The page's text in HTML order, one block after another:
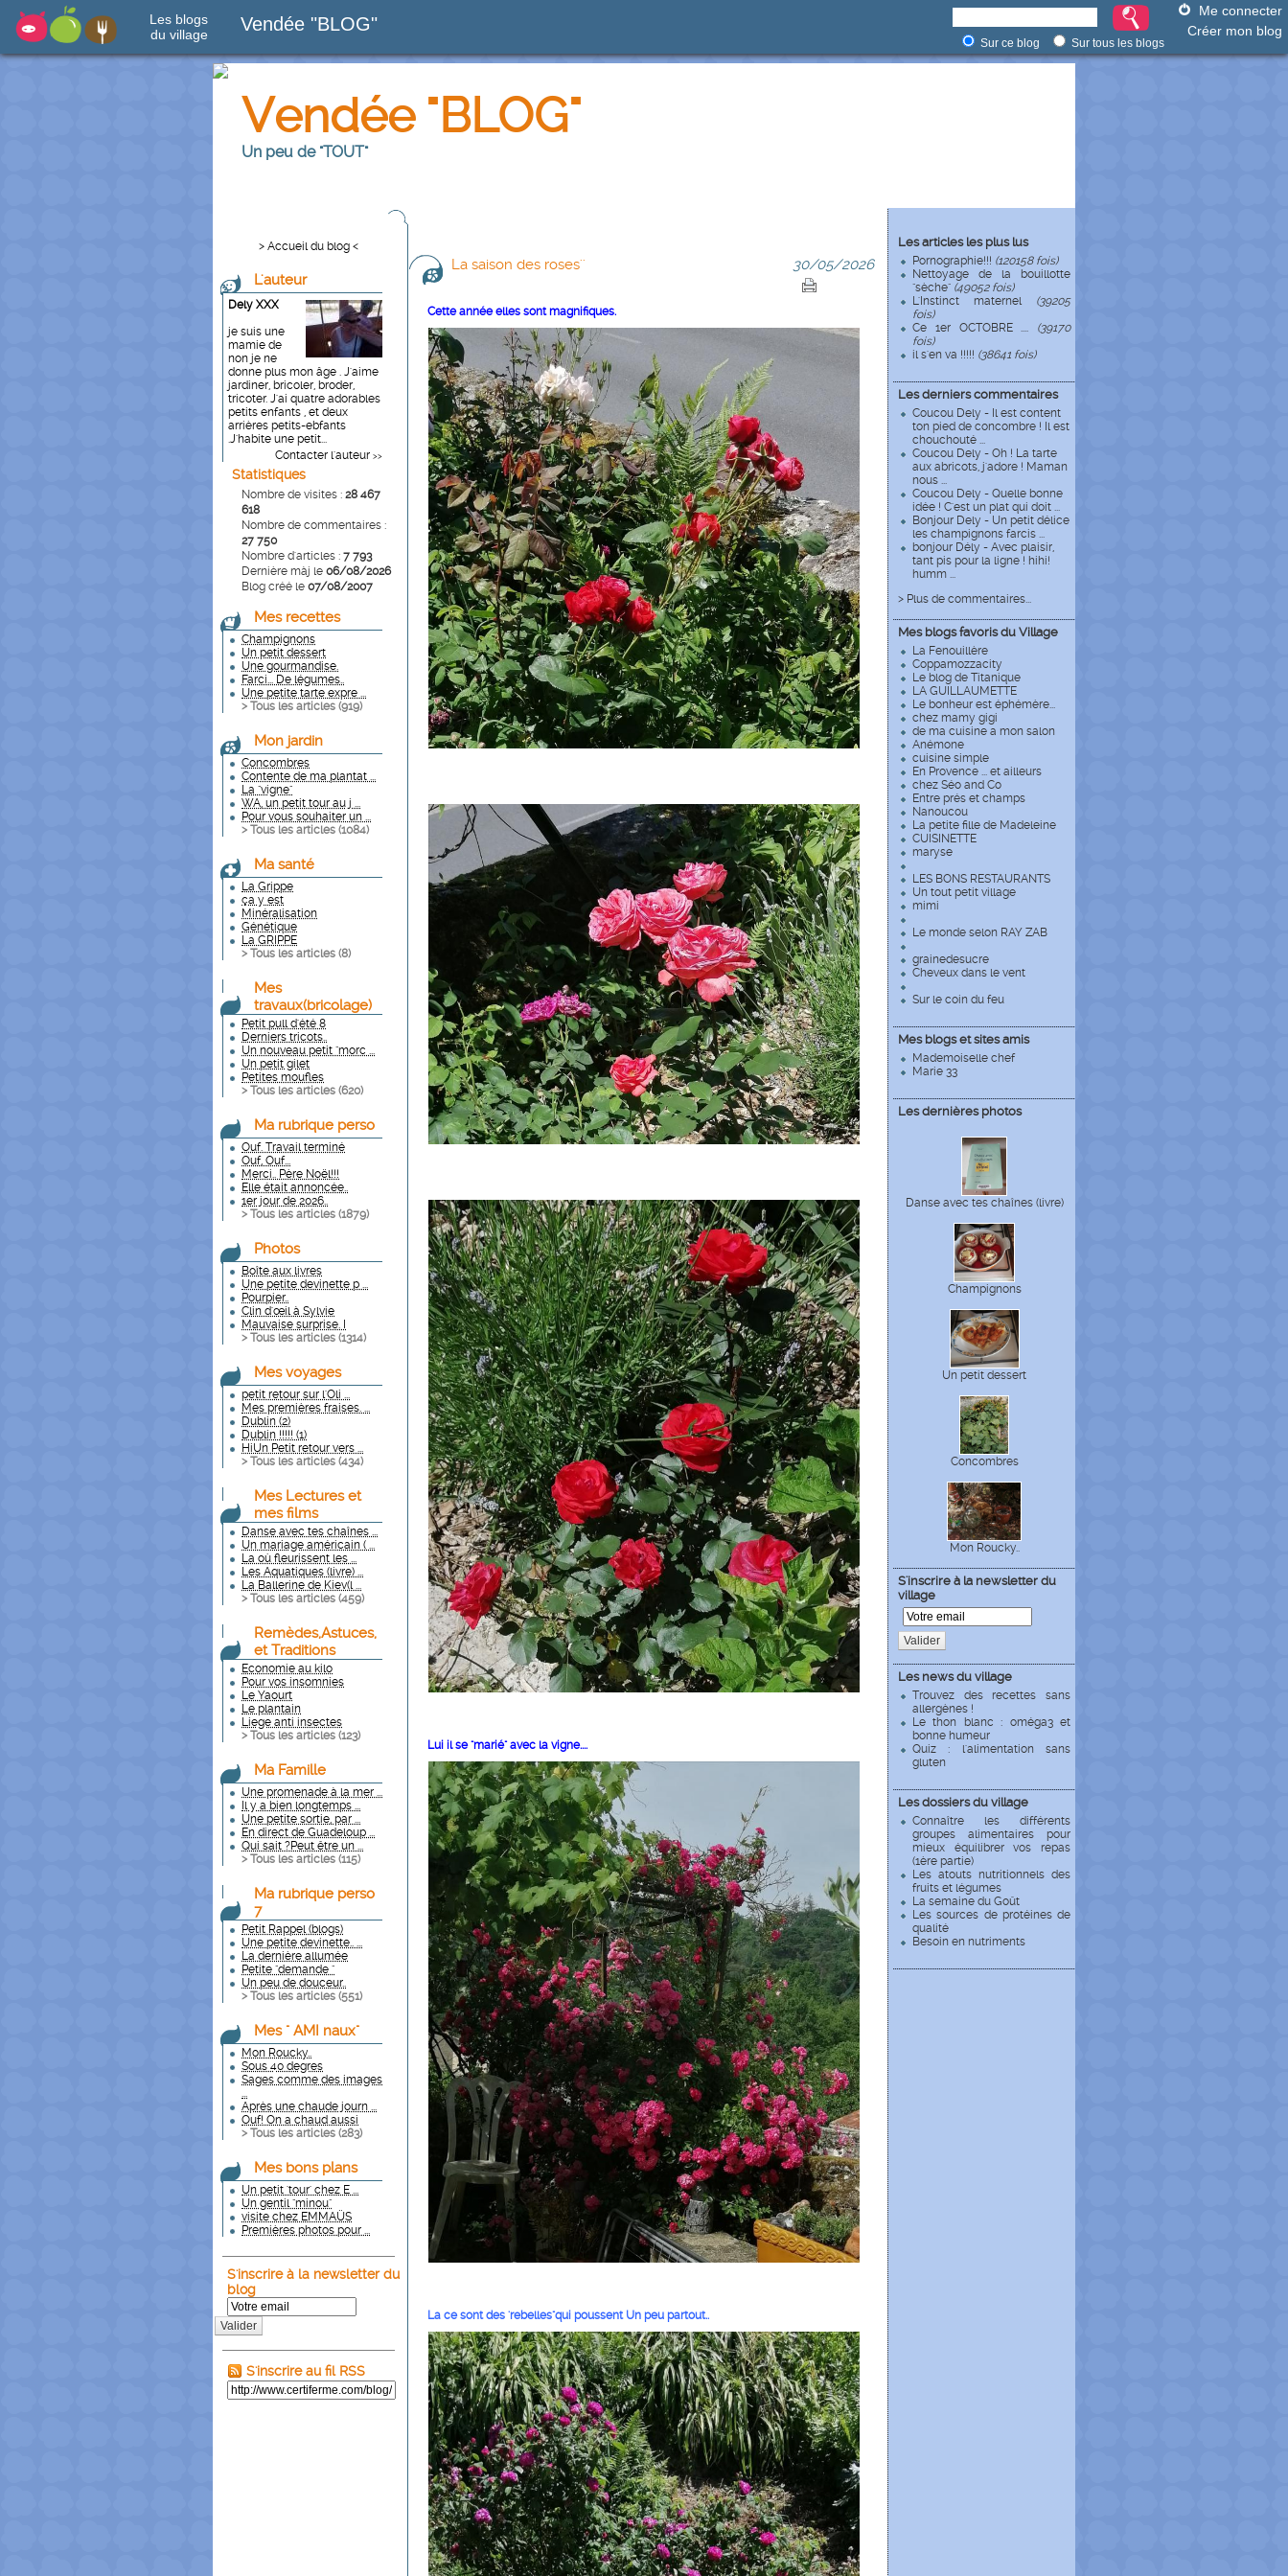
Les blogs
du village
Vendée "BLOG"
Me connecter
Créer mon blog
Sur ce blog Sur tous les blogs
Vendée "BLOG"
Un peu de "TOUT"
Les articles les plus lus
Pornographie!!! (120158 fois)
Nettoyage de la bouillotte
"sèche" (49052 fois)
L'Instinct maternel (39205
fois)
Ce 1er OCTOBRE .... (39170
fois)
il s'en va !!!!! (38641 fois)
Les derniers commentaires
Coucou Dely - Il est content
ton pied de concombre ! Il est
chouchouté ...
Coucou Dely - Oh ! La tarte
aux abricots, j'adore ! Maman
nous ...
Coucou Dely - Quelle bonne
idée ! C'est un plat qui doit ...
Bonjour Dely - Un petit délice
les champignons farcis ...
bonjour Dély - Avec plaisir,
tant pis pour la ligne ! hihi!
humm ...
> Plus de commentaires...
Mes blogs favoris du Village
La Fenouillère
Coppamozzacity
Le blog de Titanique
LA GUILLAUMETTE
Le bonheur est éphémère...
chez mamy gigi
de ma cuisine a mon salon
Anémone
cuisine simple
En Provence ... et ailleurs
chez Séo and Co
Entre prés et champs
Nanoucou
La petite fille de Madeleine
CUISINETTE
maryse
LES BONS RESTAURANTS
Un tout petit village
mimi
Le monde selon RAY ZAB
grainedesucre
Cheveux dans le vent
Sur le coin du feu
Mes blogs et sites amis
Mademoiselle chef
Marie 33
Les dernières photos
Danse avec tes chaînes (livre)
Champignons
Un petit dessert
Concombres
Mon Roucky..
S'inscrire à la newsletter du
village
Valider
Les news du village
Trouvez des recettes sans
allergènes !
Le thon blanc : oméga3 et
bonne humeur
Quiz : l'alimentation sans
gluten
Les dossiers du village
Connaître les différents
groupes alimentaires pour
mieux équilibrer vos repas
(1ère partie)
Les atouts nutritionnels des
fruits et légumes
La semaine du Goût
Les sources de protéines de
qualité
Besoin en nutriments
> Accueil du blog <
L'auteur
Dely XXX
je suis une
mamie de
non je ne
donne plus mon âge . J'aime
jardiner, bricoler, broder,
tricoter. J'ai quatre adorables
petits enfants , et deux
arrières petits-ebfants
.J'habite une petit...
Contacter l'auteur >>
Statistiques
Nombre de visites : 28 467
618
Nombre de commentaires :
27 750
Nombre d'articles : 7 793
Dernière màj le 06/08/2026
Blog créé le 07/08/2007
Mes recettes
Champignons
Un petit dessert
Une gourmandise.
Farci... De légumes..
Une petite tarte expre ...
> Tous les articles (919)
Mon jardin
Concombres
Contente de ma plantat ...
La "vigne"
WA, un petit tour au j ...
Pour vous souhaiter un ...
> Tous les articles (1084)
Ma santé
La Grippe
ça y est
Minéralisation
Génétique
La GRIPPE
> Tous les articles (8)
Mes
travaux(bricolage)
Petit pull d'été 8
Derniers tricots..
Un nouveau petit "morc ...
Un petit gilet
Petites moufles
> Tous les articles (620)
Ma rubrique perso
Ouf. Travail terminé
Ouf, Ouf...
Merci.. Père Noël!!!
Elle était annoncée..
1er jour de 2026..
> Tous les articles (1879)
Photos
Boîte aux livres
Une petite devinette p ...
Pourpier..
Clin d'œil à Sylvie
Mauvaise surprise. I
> Tous les articles (1314)
Mes voyages
petit retour sur l'Oli ...
Mes premières fraises. ...
Dublin (2)
Dublin !!!!! (1)
HiUn Petit retour vers ...
> Tous les articles (434)
Mes Lectures et
mes films
Danse avec tes chaînes ...
Un mariage américain ( ...
La où fleurissent les ...
Les Aquatiques (livre) ...
La Ballerine de Kiev(l ...
> Tous les articles (459)
Remèdes,Astuces,
et Traditions
Economie au kilo
Pour vos insomnies
Le Yaourt
Le plantain
Liege anti insectes
> Tous les articles (123)
Ma Famille
Une promenade à la mer ...
Il y a bien longtemps ...
Une petite sortie, par ...
En direct de Guadeloup ...
Qui sait ?Peut être un ...
> Tous les articles (115)
Ma rubrique perso
7
Petit Rappel (blogs)
Une petite devinette.. ...
La dernière allumée
Petite "demande "
Un peu de douceur..
> Tous les articles (551)
Mes " AMI naux"
Mon Roucky..
Sous 40 degres
Sages comme des images
...
Après une chaude journ ...
Ouf! On a chaud aussi
> Tous les articles (283)
Mes bons plans
Un petit 'tour' chez E ...
Un gentil "minou"
visite chez EMMAÜS
Premières photos pour ...
S'inscrire à la newsletter du
blog
Valider
S'inscrire au fil RSS
La saison des roses'' 30/05/2026
Cette année elles sont magnifiques.
Lui il se "marié" avec la vigne....
La ce sont des 'rebelles"qui poussent Un peu partout..